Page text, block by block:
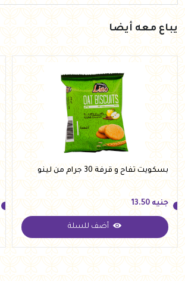
يباع معه أيضا
بسكويت تفاح و قرفة 30 جرام من لينو
جنيه
جنيه 13.50
أضف للسلة